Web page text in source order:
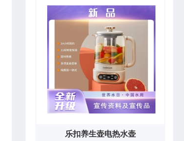
乐扣养生壶电热水壶